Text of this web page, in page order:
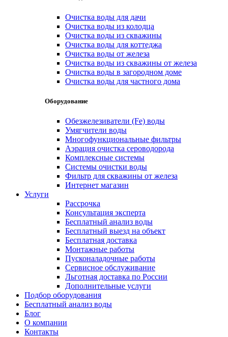
Очистка воды для дачи
Очистка воды из колодца
Очистка воды из скважины
Очистка воды для коттеджа
Очистка воды от железа
Очистка воды из скважины от железа
Очистка воды в загородном доме
Очистка воды для частного дома
Оборудование
Обезжелезиватели (Fe) воды
Умягчители воды
Многофункциональные фильтры
Аэрация очистка сероводорода
Комплексные системы
Системы очистки воды
Фильтр для скважины от железа
Интернет магазин
Услуги
Рассрочка
Консультация эксперта
Бесплатный анализ воды
Бесплатный выезд на объект
Бесплатная доставка
Монтажные работы
Пусконаладочные работы
Сервисное обслуживание
Льготная доставка по России
Дополнительные услуги
Подбор оборудования
Бесплатный анализ воды
Блог
О компании
Контакты